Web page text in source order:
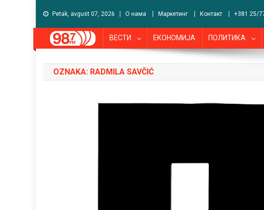
Petak, avgust 07, 2026 О нама Маркетинг Контакт +381 25/
ВЕСТИ ЕКОНОМИЈА ПОЛИТИКА
OZNAKA: RADMILA SAVČIĆ